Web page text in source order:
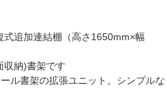
式追加連結棚（高さ1650mm×幅
収納)書架です
ル書架の拡張ユニット。シンプルな